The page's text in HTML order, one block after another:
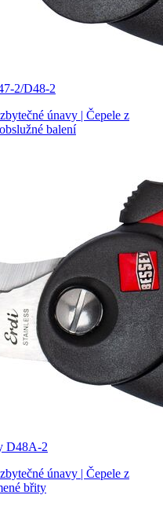
2/D48-2
únavy | Čepele z
balení
D48A-2
únavy | Čepele z
břity